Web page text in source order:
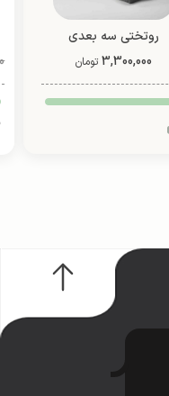
روتختی سه بعدی
عروسکی یک نفره دو رو
(طرح 2)
3,300,000 تومان